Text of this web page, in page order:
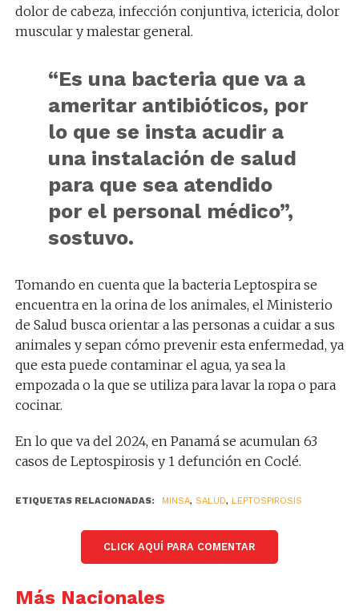
dolor de cabeza, infección conjuntiva, ictericia, dolor
muscular y malestar general.
“Es una bacteria que va a
ameritar antibióticos, por
lo que se insta acudir a
una instalación de salud
para que sea atendido
por el personal médico”,
sostuvo.
Tomando en cuenta que la bacteria Leptospira se
encuentra en la orina de los animales, el Ministerio
de Salud busca orientar a las personas a cuidar a sus
animales y sepan cómo prevenir esta enfermedad, ya
que esta puede contaminar el agua, ya sea la
empozada o la que se utiliza para lavar la ropa o para
cocinar.
En lo que va del 2024, en Panamá se acumulan 63
casos de Leptospirosis y 1 defunción en Coclé.
ETIQUETAS RELACIONADAS: MINSA, SALUD, LEPTOSPIROSIS
CLICK AQUÍ PARA COMENTAR
Más Nacionales